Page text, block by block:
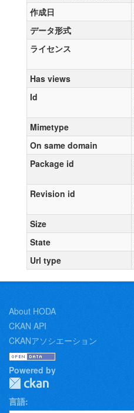
作成日
データ形式
ライセンス
Has views
Id
Mimetype
On same domain
Package id
Revision id
Size
State
Url type
About HODA
CKAN API
CKANアソシエーション
Powered by
言語